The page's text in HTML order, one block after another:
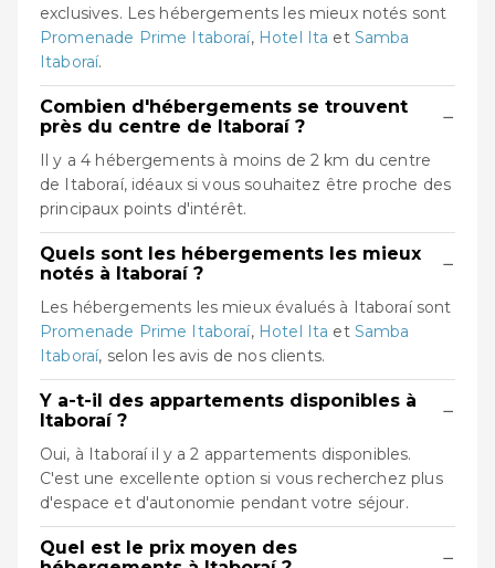
exclusives. Les hébergements les mieux notés sont
Promenade Prime Itaboraí, Hotel Ita et Samba
Itaboraí.
Combien d'hébergements se trouvent
près du centre de Itaboraí ?
−
Il y a 4 hébergements à moins de 2 km du centre
de Itaboraí, idéaux si vous souhaitez être proche des
principaux points d'intérêt.
Quels sont les hébergements les mieux
notés à Itaboraí ?
−
Les hébergements les mieux évalués à Itaboraí sont
Promenade Prime Itaboraí, Hotel Ita et Samba
Itaboraí, selon les avis de nos clients.
Y a-t-il des appartements disponibles à
Itaboraí ?
−
Oui, à Itaboraí il y a 2 appartements disponibles.
C'est une excellente option si vous recherchez plus
d'espace et d'autonomie pendant votre séjour.
Quel est le prix moyen des
−